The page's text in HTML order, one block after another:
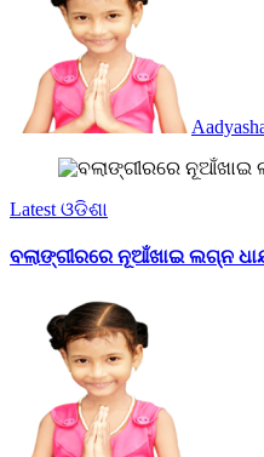
Latest ଓଡିଶା
ବଲାଙ୍ଗୀରରେ ନୂଆଁଖାଇ ଲଗ୍ନ